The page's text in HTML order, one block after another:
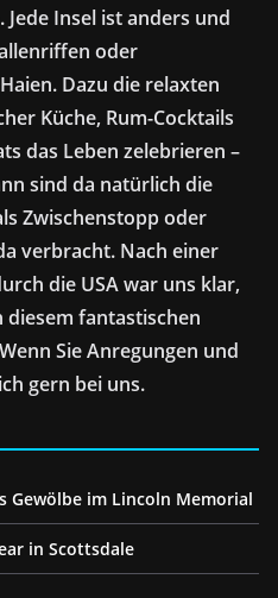
Insel ist anders und
oder
Dazu die relaxten
Küche, Rum-Cocktails
das Leben zelebrieren –
sind da natürlich die
Zwischenstopp oder
verbracht. Nach einer
die USA war uns klar,
fantastischen
Sie Anregungen und
gern bei uns.
Gewölbe im Lincoln Memorial
in Scottsdale